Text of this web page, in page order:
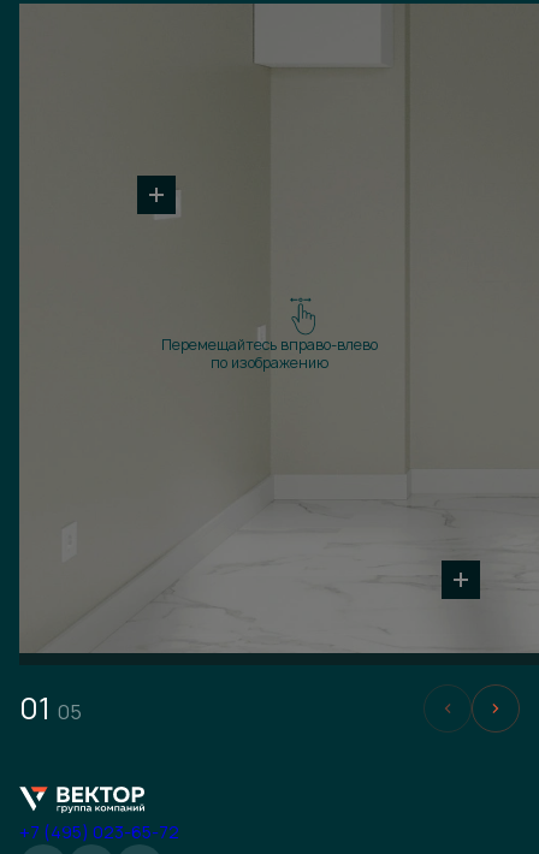
Перемещайтесь вправо-влево
по изображению
01 05
+7 (495) 023-65-72